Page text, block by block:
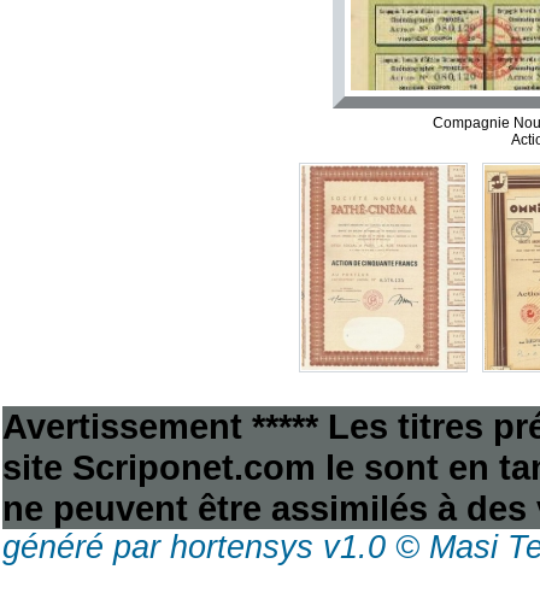
Compagnie
Avertissement ***** Les titres
site Scriponet.com le sont en
ne peuvent être assimilés à
généré par hortensys v1.0 © Masi